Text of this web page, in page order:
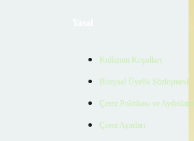
Kullanım Koşulları
Bireysel Üyelik Sözleşmesi
Çerez Politikası ve
Çerez Ayarları